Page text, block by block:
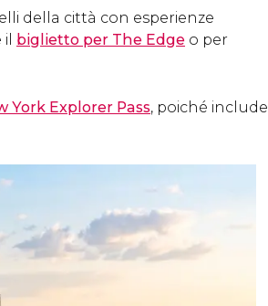
della città con esperienze
biglietto per The Edge o per
York Explorer Pass, poiché include